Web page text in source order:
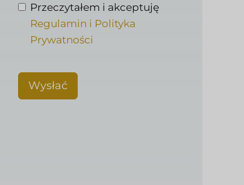
Przeczytałem i akceptuję
Regulamin i Polityka
Prywatności
Wysłać